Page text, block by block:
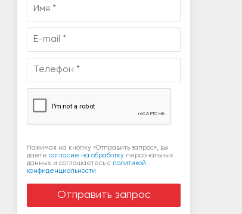
Нажимая на кнопку «Отправить запрос», вы
даете согласие на обработку персональных
данных и соглашаетесь c политикой
конфиденциальности